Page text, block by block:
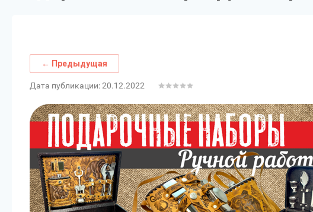
← Предыдущая
Дата публикации: 20.12.2022